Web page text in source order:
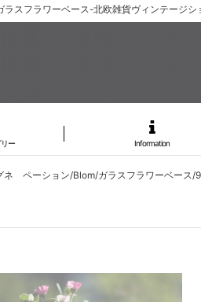
スフラワーベース-北欧雑貨ヴィンテージシ
ー Information
ネ ペーション/Blom/ガラスフラワーベース/